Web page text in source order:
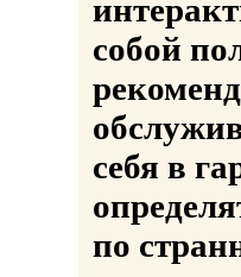
собой
себя в
по